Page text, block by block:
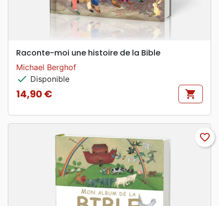
Raconte-moi une histoire de la Bible
Michael Berghof
check Disponible
Prix
14,90 € shopping_cart
favorite_border